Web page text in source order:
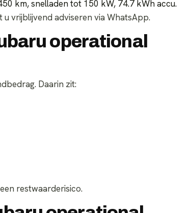
km, snelladen tot 150 kW, 74.7 kWh accu.
vrijblijvend adviseren via WhatsApp.
operational
Daarin zit:
restwaarderisico.